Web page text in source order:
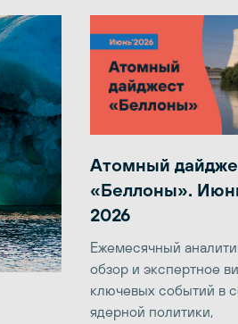
Атомный
«Беллоны».
2026
Ежемесячный
обзор и экспертное
ключевых событий в
ядерной политики,